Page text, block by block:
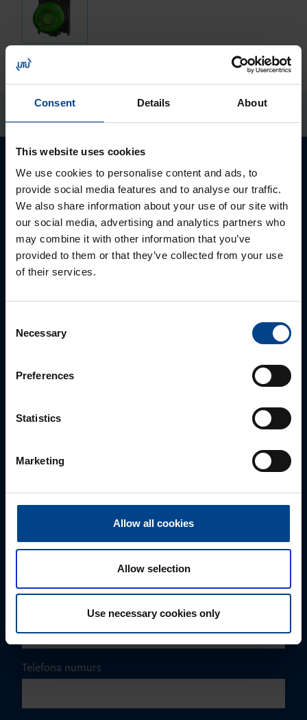
Consent Details About
This website uses cookies
We use cookies to personalise content and ads, to
provide social media features and to analyse our traffic.
We also share information about your use of our site with
our social media, advertising and analytics partners who
may combine it with other information that you’ve
provided to them or that they’ve collected from your use
of their services.
Selection
Necessary
Preferences
Statistics
Marketing
Allow all cookies
Allow selection
Use necessary cookies only
PĀRDOŠANAS SPECIĀLISTS
+371 22544445
Uzņēmums
Telefona numurs